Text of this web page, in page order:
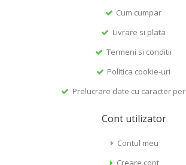
Cum cumpar
Livrare si plata
Termeni si conditii
Politica cookie-uri
Prelucrare date cu caracter
Cont utilizator
Contul meu
Creare cont